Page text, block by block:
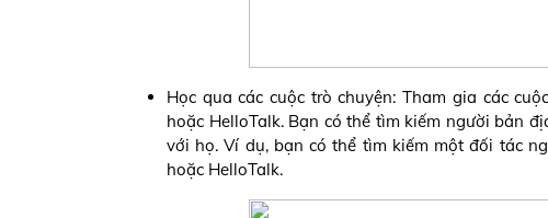
Học qua các cuộc trò chuyện: Tham gia các
hoặc HelloTalk. Bạn có thể tìm kiếm người bản
với họ. Ví dụ, bạn có thể tìm kiếm một đối tác
hoặc HelloTalk.